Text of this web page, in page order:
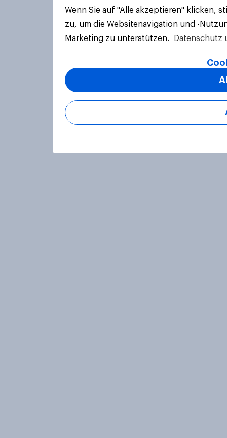
Wenn Sie auf "Alle akzeptieren" klicken,
zu, um die Websitenavigation und -
Marketing zu unterstützen.
Datenschutz